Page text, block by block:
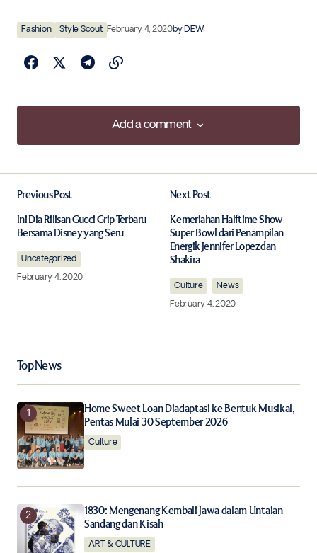
Fashion Style Scout February 4, 2020byDEWI
Add a comment
Add a comment
Required fields are marked*
Comment
Save my name, email, and website in this browser for
the next time I comment.
Notify me of new posts by email.
Previous Post
Ini Dia Rilisan Gucci Grip Terbaru
Bersama Disney yang Seru
Uncategorized
February 4, 2020
Next Post
Kemeriahan Halftime Show
Super Bowl dari Penampilan
Energik Jennifer Lopez dan
Shakira
Culture
News
February 4, 2020
Top News
Home Sweet Loan Diadaptasi ke Bentuk Musikal,
Pentas Mulai 30 September 2026
Culture
1830: Mengenang Kembali Jawa dalam Untaian
Sandang dan Kisah
ART & CULTURE